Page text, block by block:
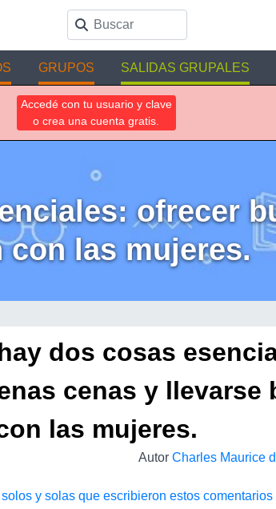
GRUPOS SALIDAS GRUPALES
Accedé con tu usuario y clave
o crea una cuenta gratis.
ofrecer
con las mujeres.
dos cosas
cenas y llevarse
las mujeres.
Autor Charles Maurice
y solas que escribieron estos comentarios